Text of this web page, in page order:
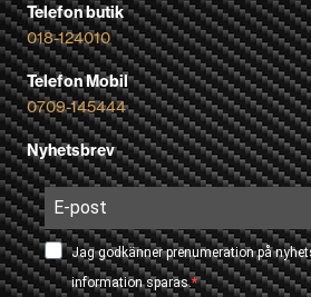
Telefon butik
018-124010
Telefon Mobil
0709-145444
Nyhetsbrev
Jag godkänner prenumeration på
information sparas.